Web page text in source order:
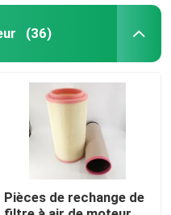
(36)
Pièces de rechange de